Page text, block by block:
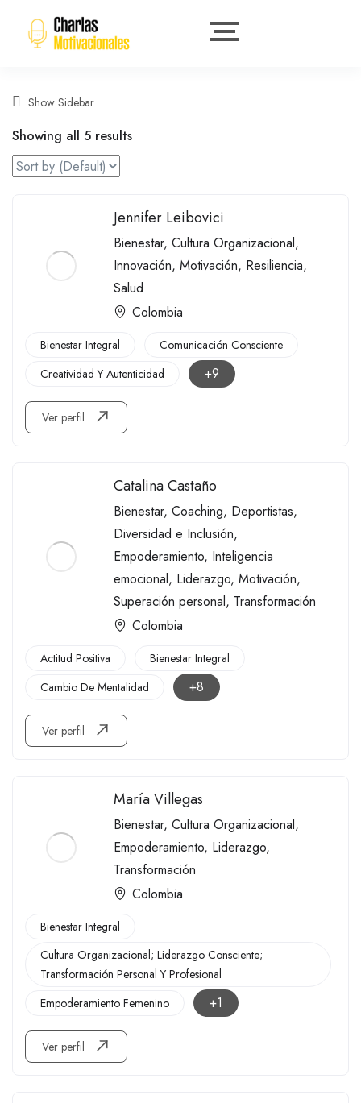
Show Sidebar
Showing all 5 results
Jennifer Leibovici
Bienestar, Cultura Organizacional,
Innovación, Motivación, Resiliencia,
Salud
Colombia
Bienestar Integral
Comunicación Consciente
Creatividad Y Autenticidad
+9
Ver perfil
Catalina Castaño
Bienestar, Coaching, Deportistas,
Diversidad e Inclusión,
Empoderamiento, Inteligencia
emocional, Liderazgo, Motivación,
Superación personal, Transformación
Colombia
Actitud Positiva
Bienestar Integral
Cambio De Mentalidad
+8
Ver perfil
María Villegas
Bienestar, Cultura Organizacional,
Empoderamiento, Liderazgo,
Transformación
Colombia
Bienestar Integral
Cultura Organizacional; Liderazgo Consciente;
Transformación Personal Y Profesional
Empoderamiento Femenino
+1
Ver perfil